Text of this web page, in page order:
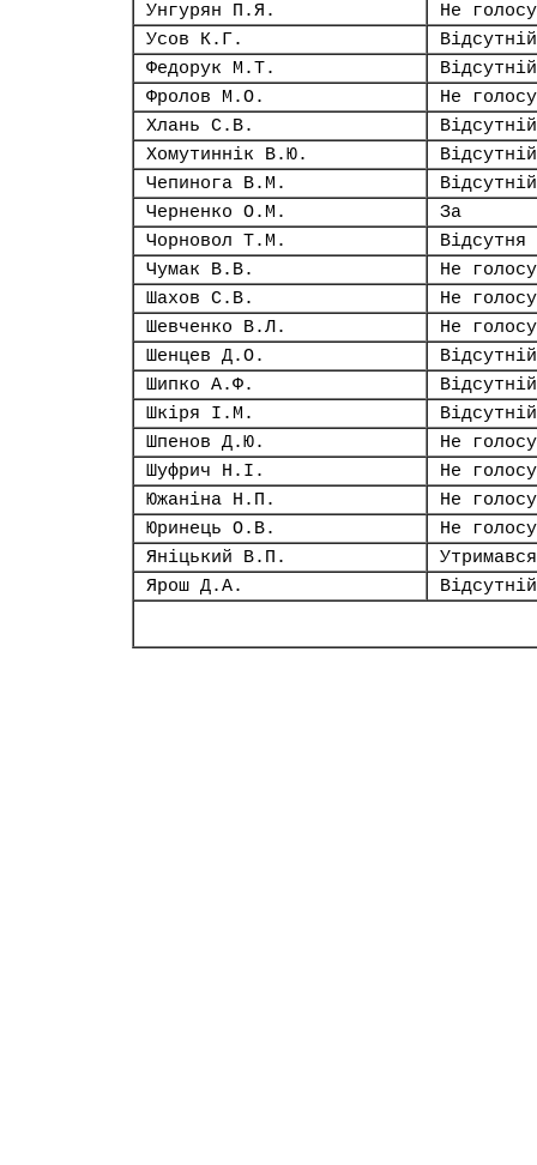
Унгурян П.Я.
Не
Усов К.Г.
Відсутній
Федорук М.Т.
Відсутній
Фролов М.О.
Не
Хлань С.В.
Відсутній
Хомутиннік В.Ю.
Відсутній
Чепинога В.М.
Відсутній
Черненко О.М.
За
Чорновол Т.М.
Відсутня
Чумак В.В.
Не
Шахов С.В.
Не
Шевченко В.Л.
Не
Шенцев Д.О.
Відсутній
Шипко А.Ф.
Відсутній
Шкіря І.М.
Відсутній
Шпенов Д.Ю.
Не
Шуфрич Н.І.
Не
Южаніна Н.П.
Не
Юринець О.В.
Не
Яніцький В.П.
Утримався
Ярош Д.А.
Відсутній